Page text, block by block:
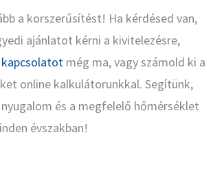
a korszerűsítést! Ha kérdésed van,
ajánlatot kérni a kivitelezésre,
kapcsolatot még ma, vagy számold ki a
online kalkulátorunkkal. Segítünk,
és a megfelelő hőmérséklet
évszakban!